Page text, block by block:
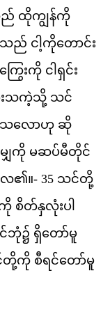
ထကနက
သည င ကတင
ကက င ရင
သကသ သင
သလဟ ဆ
မက မဆပမတင
ေ၏။- 35 သငတ
စတနလပ
ဘုံ၌ ရတမ
တက စရငတမ